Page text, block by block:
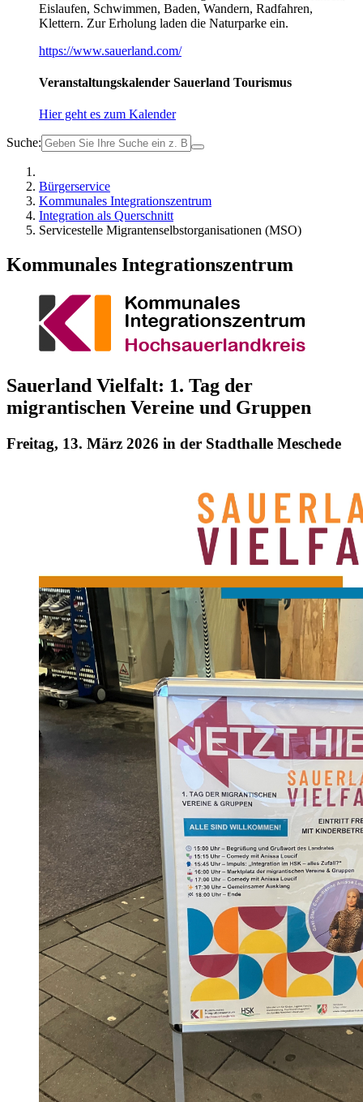
Eislaufen, Schwimmen, Baden, Wandern, Radfahren,
Klettern. Zur Erholung laden die Naturparke ein.
https://www.sauerland.com/
Veranstaltungskalender Sauerland Tourismus
Hier geht es zum Kalender
Suche:
Bürgerservice
Kommunales Integrationszentrum
Integration als Querschnitt
Servicestelle Migrantenselbstorganisationen (MSO)
Kommunales Integrationszentrum
Sauerland Vielfalt: 1. Tag der
migrantischen Vereine und Gruppen
Freitag, 13. März 2026 in der Stadthalle Meschede